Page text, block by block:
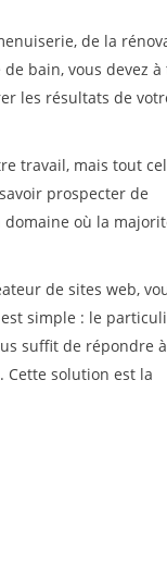
de la
bain, vous devez
les résultats de
travail, mais tout
prospecter de
où la
de sites web,
simple : le
suffit de répondre à
Cette solution est la